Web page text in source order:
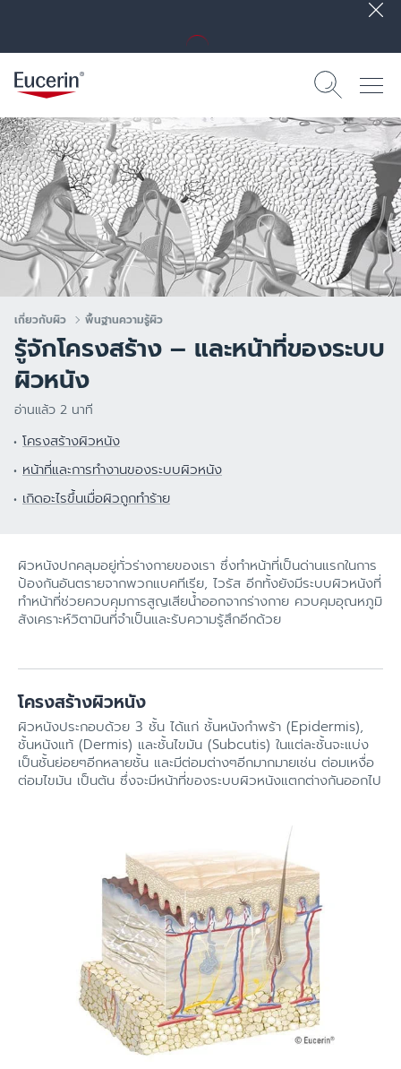
เกี่ยวกับผิว พื้นฐานความรู้ผิว
รู้จักโครงสร้าง – และหน้าที่ของระบบ
ผิวหนัง
อ่านแล้ว 2 นาที
โครงสร้างผิวหนัง
หน้าที่และการทำงานของระบบผิวหนัง
เกิดอะไรขึ้นเมื่อผิวถูกทำร้าย
ผิวหนังปกคลุมอยู่ทั่วร่างกายของเรา ซึ่งทำหน้าที่เป็นด่านแรกในการ
ป้องกันอันตรายจากพวกแบคทีเรีย, ไวรัส อีกทั้งยังมีระบบผิวหนังที่
ทำหน้าที่ช่วยควบคุมการสูญเสียน้ำออกจากร่างกาย ควบคุมอุณหภูมิ
สังเคราะห์วิตามินที่จำเป็นและรับความรู้สึกอีกด้วย
โครงสร้างผิวหนัง
ผิวหนังประกอบด้วย 3 ชั้น ได้แก่ ชั้นหนังกำพร้า (Epidermis),
ชั้นหนังแท้ (Dermis) และชั้นไขมัน (Subcutis) ในแต่ละชั้นจะแบ่ง
เป็นชั้นย่อยๆอีกหลายชั้น และมีต่อมต่างๆอีกมากมายเช่น ต่อมเหงื่อ
ต่อมไขมัน เป็นต้น ซึ่งจะมีหน้าที่ของระบบผิวหนังแตกต่างกันออกไป